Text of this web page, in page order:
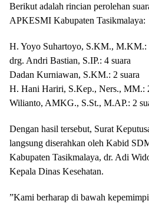
​Berikut adalah rincian perolehan
APKESMI Kabupaten Tasikmalaya:
​H. Yoyo Suhartoyo, S.KM., M.KM.:
​drg. Andri Bastian, S.IP.: 4 suara
​Dadan Kurniawan, S.KM.: 2 suara
​H. Hani Hariri, S.Kep., Ners., MM.:
​Wilianto, AMKG., S.St., M.AP.: 2
​Dengan hasil tersebut, Surat
langsung diserahkan oleh Kabid
Kabupaten Tasikmalaya, dr. Adi
Kepala Dinas Kesehatan.
​”Kami berharap di bawah